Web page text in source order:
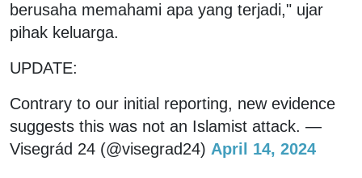
berusaha memahami apa yang terjadi," ujar
pihak keluarga.
UPDATE:
Contrary to our initial reporting, new evidence
suggests this was not an Islamist attack. —
Visegrád 24 (@visegrad24) April 14, 2024